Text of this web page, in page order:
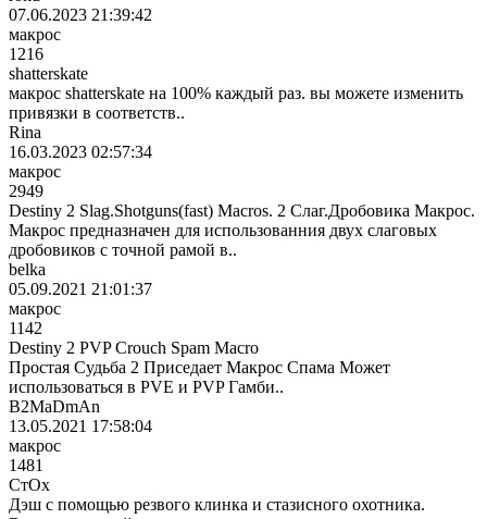
07.06.2023 21:39:42
макрос
1216
shatterskate
макрос shatterskate на 100% каждый раз. вы можете изменить
привязки в соответств..
Rina
16.03.2023 02:57:34
макрос
2949
Destiny 2 Slag.Shotguns(fast) Macros. 2 Слаг.Дробовика Макрос.
Макрос предназначен для использованния двух слаговых
дробовиков с точной рамой в..
belka
05.09.2021 21:01:37
макрос
1142
Destiny 2 PVP Crouch Spam Macro
Простая Судьба 2 Приседает Макрос Спама Может
использоваться в PVE и PVP Гамби..
B2MaDmAn
13.05.2021 17:58:04
макрос
1481
СтОх
Дэш с помощью резвого клинка и стазисного охотника.